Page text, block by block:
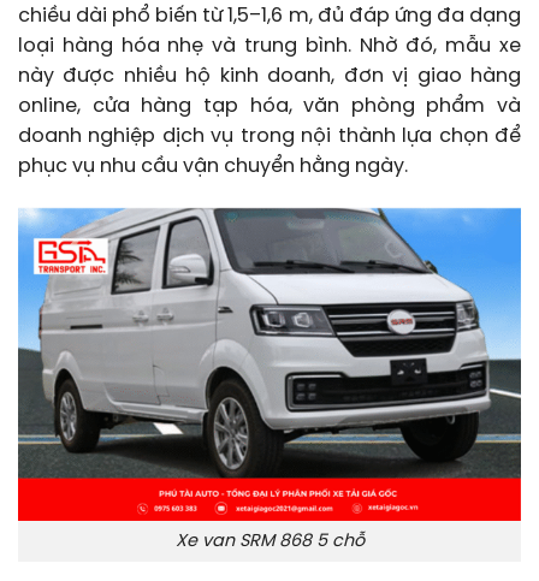
chiều dài phổ biến từ 1,5–1,6 m, đủ đáp ứng đa dạng
loại hàng hóa nhẹ và trung bình. Nhờ đó, mẫu xe
này được nhiều hộ kinh doanh, đơn vị giao hàng
online, cửa hàng tạp hóa, văn phòng phẩm và
doanh nghiệp dịch vụ trong nội thành lựa chọn để
phục vụ nhu cầu vận chuyển hằng ngày.
Xe van SRM 868 5 chỗ